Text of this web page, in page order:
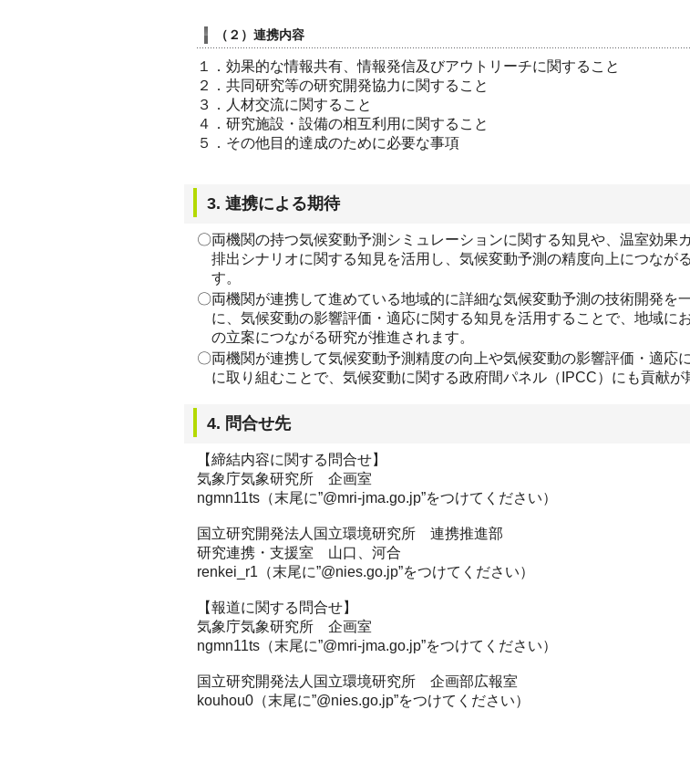
（２）連携内容
１．効果的な情報共有、情報発信及びアウトリーチに関すること
２．共同研究等の研究開発協力に関すること
３．人材交流に関すること
４．研究施設・設備の相互利用に関すること
５．その他目的達成のために必要な事項
3. 連携による期待
〇両機関の持つ気候変動予測シミュレーションに関する知見や、温室効果
排出シナリオに関する知見を活用し、気候変動予測の精度向上につなが
す。
〇両機関が連携して進めている地域的に詳細な気候変動予測の技術開発を
に、気候変動の影響評価・適応に関する知見を活用することで、地域に
の立案につながる研究が推進されます。
〇両機関が連携して気候変動予測精度の向上や気候変動の影響評価・適応
に取り組むことで、気候変動に関する政府間パネル（IPCC）にも貢献が
4. 問合せ先
【締結内容に関する問合せ】
気象庁気象研究所 企画室
ngmn11ts（末尾に”@mri-jma.go.jp”をつけてください）
国立研究開発法人国立環境研究所 連携推進部
研究連携・支援室 山口、河合
renkei_r1（末尾に”@nies.go.jp”をつけてください）
【報道に関する問合せ】
気象庁気象研究所 企画室
ngmn11ts（末尾に”@mri-jma.go.jp”をつけてください）
国立研究開発法人国立環境研究所 企画部広報室
kouhou0（末尾に”@nies.go.jp”をつけてください）